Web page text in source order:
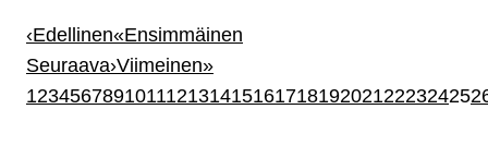
‹Edellinen«Ensimmäinen
Seuraava›Viimeinen»
12345678910111213141516171819202122232425